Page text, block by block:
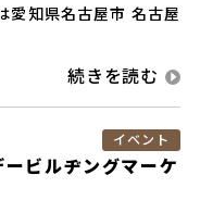
愛知県名古屋市 名古屋
イベント
ビルヂングマーケ